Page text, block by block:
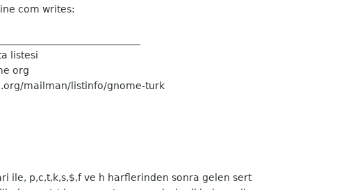
com writes:
listesi
org
mailman/listinfo/gnome-turk
ile, p,c,t,k,s,$,f ve h harflerinden sonra gelen sert